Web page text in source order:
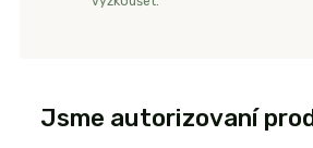
Jsme autorizovaní